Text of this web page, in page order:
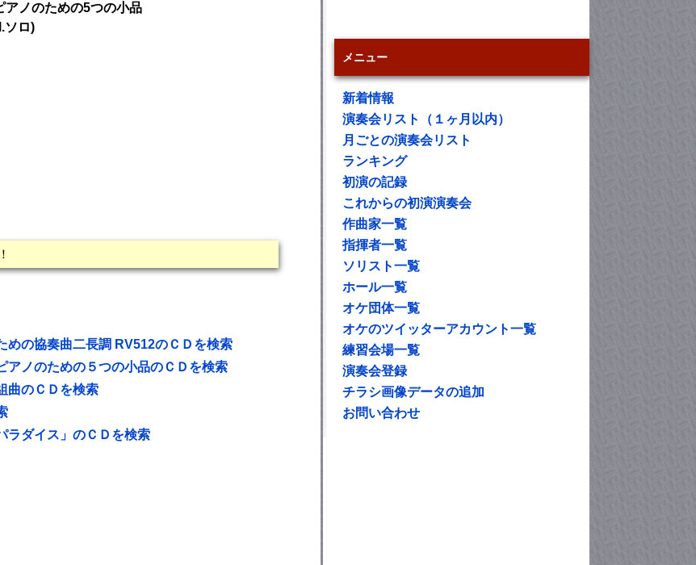
ノのための5つの小品
ソロ)
めの協奏曲二長調 RV512のＣＤを検索
アノのための５つの小品のＣＤを検索
曲のＣＤを検索
ラダイス」のＣＤを検索
メニュー
新着情報
演奏会リスト（１ヶ月以内）
月ごとの演奏会リスト
ランキング
初演の記録
これからの初演演奏会
作曲家一覧
指揮者一覧
ソリスト一覧
ホール一覧
オケ団体一覧
オケのツイッターアカウント一覧
練習会場一覧
演奏会登録
チラシ画像データの追加
お問い合わせ